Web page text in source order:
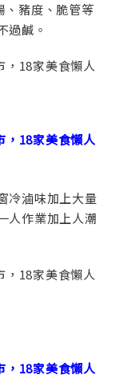
、豬度、脆管等
過鹹。
冷滷味加上大量
人作業加上人潮